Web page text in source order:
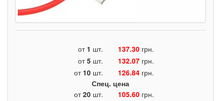
от 1 шт. 137.30 грн.
от5 шт. 132.07 грн.
от 10 шт. 126.84 грн.
Спец. цена
от20 шт. 105.60 грн.